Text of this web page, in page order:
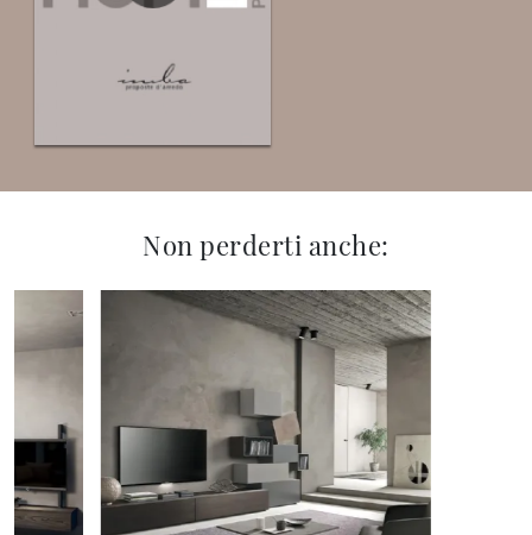
Non perderti anche: